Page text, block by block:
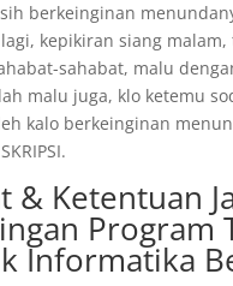
berkeinginan
kepikiran siang
sahabat, malu
malu juga, klo ketemu
kalo berkeinginan
& Ketentuan
Program
Informatika